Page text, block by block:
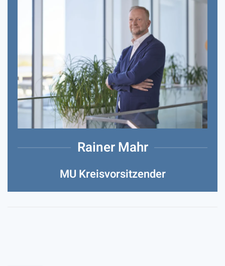
Rainer Mahr
MU Kreisvorsitzender